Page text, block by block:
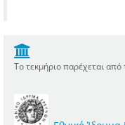
Το τεκμήριο παρέχεται